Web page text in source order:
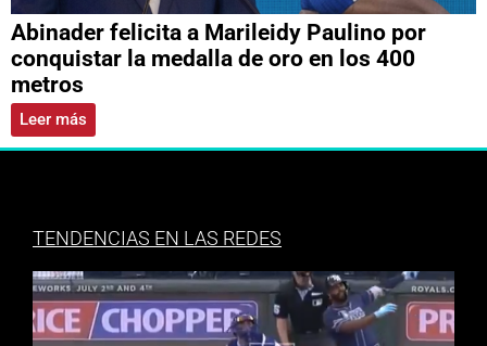
Abinader felicita a Marileidy Paulino por
conquistar la medalla de oro en los 400
metros
Leer más
TENDENCIAS EN LAS REDES